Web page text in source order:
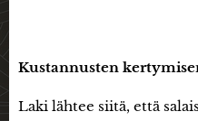
Kustannusten
Laki lähtee siitä, että